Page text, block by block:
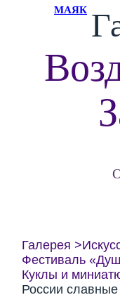
МАЯК
Галерея
Фестиваль
Куклы и
России